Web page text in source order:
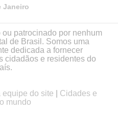
Janeiro
patrocinado por nenhum
de Brasil. Somos uma
dedicada a fornecer
cidadãos e residentes do
equipe do site
Cidades e
mundo